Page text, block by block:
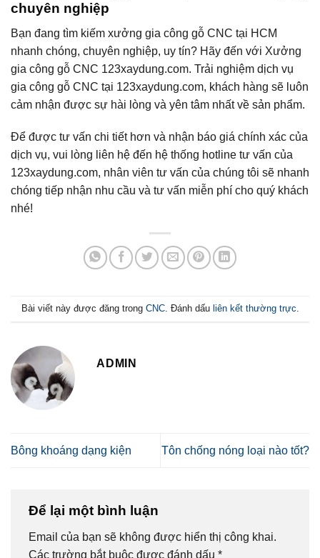
chuyên nghiệp
Bạn đang tìm kiếm xưởng gia công gỗ CNC tại HCM
nhanh chóng, chuyên nghiệp, uy tín? Hãy đến với Xưởng
gia công gỗ CNC 123xaydung.com. Trải nghiệm dịch vụ
gia công gỗ CNC tại 123xaydung.com, khách hàng sẽ luôn
cảm nhận được sự hài lòng và yên tâm nhất về sản phẩm.
Để được tư vấn chi tiết hơn và nhận báo giá chính xác của
dịch vụ, vui lòng liên hệ đến hệ thống hotline tư vấn của
123xaydung.com, nhân viên tư vấn của chúng tôi sẽ nhanh
chóng tiếp nhận nhu cầu và tư vấn miễn phí cho quý khách
nhé!
Bài viết này được đăng trong CNC. Đánh dấu liên kết thường trực
ADMIN
Bông khoáng dạng kiện Tôn chống nóng loại nào tốt?
Để lại một bình luận
Email của bạn sẽ không được hiển thị công khai.
Các trường bắt buộc được đánh dấu *